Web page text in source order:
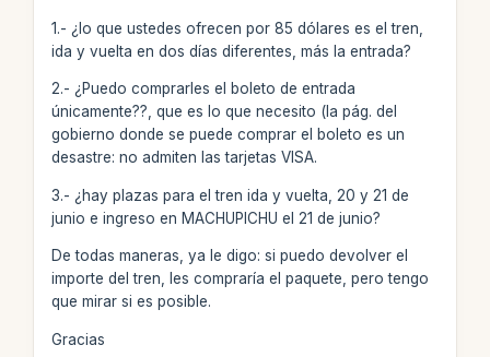
1.- ¿lo que ustedes ofrecen por 85 dólares es el tren,
ida y vuelta en dos días diferentes, más la entrada?
2.- ¿Puedo comprarles el boleto de entrada
únicamente??, que es lo que necesito (la pág. del
gobierno donde se puede comprar el boleto es un
desastre: no admiten las tarjetas VISA.
3.- ¿hay plazas para el tren ida y vuelta, 20 y 21 de
junio e ingreso en MACHUPICHU el 21 de junio?
De todas maneras, ya le digo: si puedo devolver el
importe del tren, les compraría el paquete, pero tengo
que mirar si es posible.
Gracias